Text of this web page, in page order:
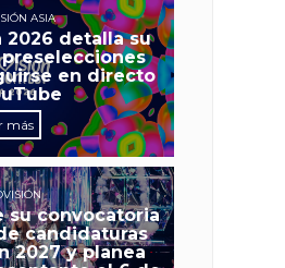
ASIA
2026 detalla su
en directo
más
su convocatoria
candidaturas
2027 y planea